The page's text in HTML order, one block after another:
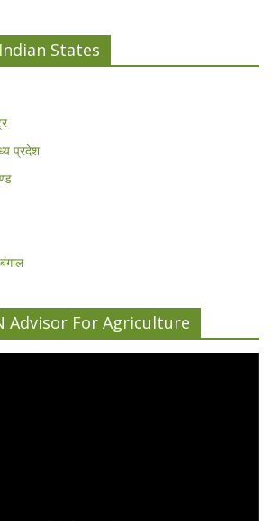
States
प्रदेश
Advisor For Agriculture